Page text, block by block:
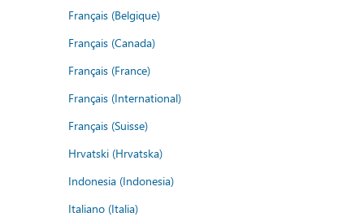
Français (Belgique)
Français (Canada)
Français (France)
Français (International)
Français (Suisse)
Hrvatski (Hrvatska)
Indonesia (Indonesia)
Italiano (Italia)